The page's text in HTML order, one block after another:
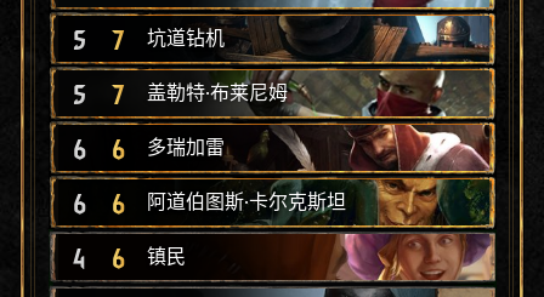
5 7 坑道钻机
5 7 盖勒特·布莱尼姆
6 6 多瑞加雷
6 6 阿道伯图斯·卡尔克斯坦
4 6 镇民